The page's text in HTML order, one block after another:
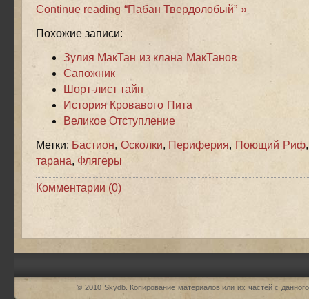
Continue reading “Пабан Твердолобый” »
Похожие записи:
Зулия МакТан из клана МакТанов
Сапожник
Шорт-лист тайн
История Кровавого Пита
Великое Отступление
Метки: Бастион, Осколки, Периферия, Поющий Риф
тарана, Флягеры
Комментарии (0)
© 2010 Skydb. Копирование материалов или их частей с